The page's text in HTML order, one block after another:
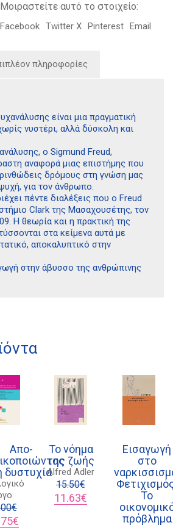
Μοιραστείτε αυτό το στοιχείο:
Facebook Twitter X Pinterest Email
πληροφορίες
είναι μια πραγματική
νυστέρι, αλλά δύσκολη και
ο Sigmund Freud,
αναφορά μιας επιστήμης που
δρόμους στη γνώση μας
για τον άνθρωπο.
πέντε διαλέξεις που ο Freud
Clark της Μασαχουσέτης, τον
Η θεωρία και η πρακτική της
στα κείμενα αυτά με
αποκαλυπτικό στην
στην άβυσσο της ανθρώπινης
Απο-
δυστυχία
€
€
Το νόημα
της ζωής
Alfred Adler
15.50€
Original
price
11.63€
τρέχουσα
Εισαγωγή
στο
Το
πρόβλημα
34, Αθήνα 106 80
προστασίας δεδομένων
επιστροφών